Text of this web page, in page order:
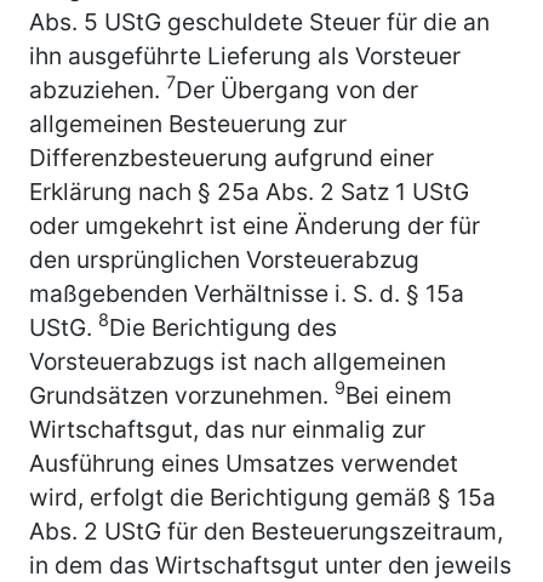
Abs. 5 UStG geschuldete Steuer für die an
ihn ausgeführte Lieferung als Vorsteuer
abzuziehen. 7Der Übergang von der
allgemeinen Besteuerung zur
Differenzbesteuerung aufgrund einer
Erklärung nach § 25a Abs. 2 Satz 1 UStG
oder umgekehrt ist eine Änderung der für
den ursprünglichen Vorsteuerabzug
maßgebenden Verhältnisse i. S. d. § 15a
UStG. 8Die Berichtigung des
Vorsteuerabzugs ist nach allgemeinen
Grundsätzen vorzunehmen. 9Bei einem
Wirtschaftsgut, das nur einmalig zur
Ausführung eines Umsatzes verwendet
wird, erfolgt die Berichtigung gemäß § 15a
Abs. 2 UStG für den Besteuerungszeitraum,
in dem das Wirtschaftsgut unter den jeweils